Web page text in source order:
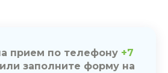
прием по телефону +7
или заполните форму на